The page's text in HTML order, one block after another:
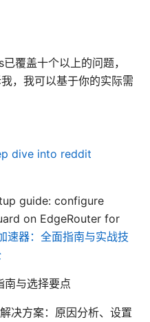
覆盖十个以上的问题，
，我可以基于你的实际需
dive into reddit
guide: configure
on EdgeRouter for
速器：全面指南与实战技
南与选择要点
决方案：原因分析、设置